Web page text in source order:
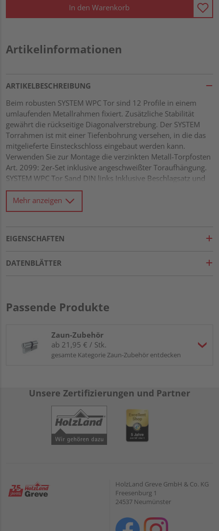
In den Warenkorb
Artikelinformationen
ARTIKELBESCHREIBUNG
Beim robusten SYSTEM WPC Tor sind 12 Profile in einem
umlaufenden Metallrahmen fixiert. Zusätzliche Stabilität
gewährt die rückseitige Diagonalverstrebung. Der SYSTEM
Torrahmen ist mit einer Tiefenbohrung versehen, in die das
mitgelieferte Einsteckschloss eingebaut werden kann.
Verwenden Sie zur Montage die verzinkten Metall-Torpfosten
Art. 2099: 2er-Set inklusive angeschweißter Toraufhängung.
SYSTEM WPC Tor Sand DIN links Inklusive Beschlagsatz und
Schloss
Mehr anzeigen
EIGENSCHAFTEN
DATENBLÄTTER
Passende Produkte
Zaun-Zubehör
ab 21,95 € / Stk.
gesamte Kategorie Zaun-Zubehör entdecken
Unsere Zertifizierungen und Partner
HolzLand Greve GmbH & Co. KG
Freesenburg 1
24537 Neumünster